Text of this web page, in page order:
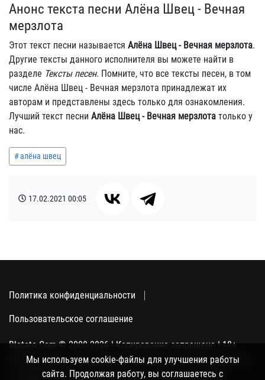
Анонс текста песни Алёна Швец - Вечная
мерзлота
Этот текст песни называется Алёна Швец - Вечная мерзлота.
Другие тексты данного исполнителя вы можете найти в
разделе Тексты песен. Помните, что все тексты песен, в том
числе Алёна Швец - Вечная мерзлота принадлежат их
авторам и представлены здесь только для ознакомления.
Лучший текст песни Алёна Швец - Вечная мерзлота только у
нас.
алёна швец
17.02.2021 00:05
Политика конфиденциальности
Пользовательское соглашение
Blatata.Com © 2000-2026 | Копирование запрещено | 18+
Использование сайта подразумевает ваше полное согласие
с политикой конфиденциальности, пользовательским
Мы используем cookie-файлы для улучшения работы
сайта. Продолжая работу, вы соглашаетесь с